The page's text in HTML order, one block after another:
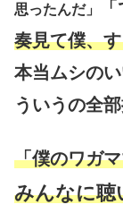
思ったんだ」
奏見て僕、
本当ムシの
ういうの全
「僕のワガ
みんなに聴